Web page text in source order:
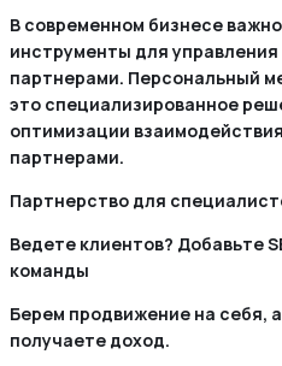
В современном бизнесе
инструменты для
партнерами. Персональный
это специализированное
оптимизации
партнерами.
Партнерство для
Ведете клиентов? Добавьте
команды
Берем продвижение на себя,
получаете доход.